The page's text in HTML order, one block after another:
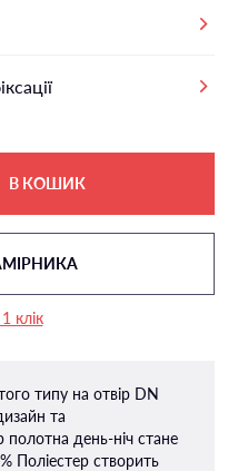
В КОШИК
клік
типу на отвір DN
та
полотна день-ніч стане
Поліестер створить